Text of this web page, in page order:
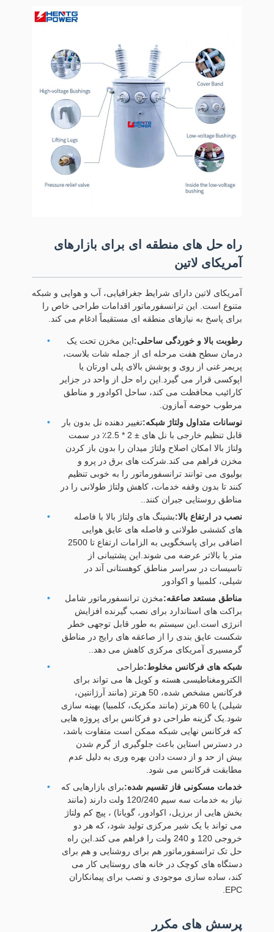
راه حل های منطقه ای برای بازارهای
آمریکای لاتین
آمریکای لاتین دارای شرایط جغرافیایی، آب و هوایی و شبکه
متنوع است. این ترانسفورماتور اقدامات طراحی خاص را
برای پاسخ به نیازهای منطقه ای مستقیماً ادغام می کند.
رطوبت بالا و خوردگی ساحلی:این مخزن تحت یک
درمان سطح هفت مرحله ای از جمله شات بلاست،
پریمر غنی از روی و پوشش بالای پلی اورتان یا
اپوکسی قرار می گیرد.این راه حل از واحد در جزایر
کارائیب محافظت می کند، ساحل اکوادور و مناطق
مرطوب حوضه آمازون.
نوسانات متداول ولتاژ شبکه:تغییر دهنده نل بدون بار
قابل تنظیم خارجی با نل های ± 2 * 2.5٪ در سمت
ولتاژ بالا امکان اصلاح ولتاژ میدان را بدون باز کردن
مخزن فراهم می کند.شرکت های برق در پرو و
بولیوی می توانند ترانسفورماتور را به خوبی تنظیم
کنند تا بدون وقفه خدمات، کاهش ولتاژ طولانی را در
مناطق روستایی جبران کنند..
نصب در ارتفاع بالا:بشینگ های ولتاژ بالا با فاصله
های کششی طولانی و فاصله های عایق هوایی
اضافی برای پاسخگویی به الزامات ارتفاع تا 2500
متر یا بالاتر عرضه می شوند.این پشتیبانی از
تاسیسات در سراسر مناطق کوهستانی آند در
شیلی، کلمبیا و اکوادور
مناطق مستعد صاعقه:مخزن ترانسفورماتور شامل
براکت های استاندارد برای نصب گیرنده افزایش
انرژی است.این سیستم به طور قابل توجهی خطر
شکست عایق بندی را از صاعقه های رایج در مناطق
گرمسیری آمریکای مرکزی کاهش می دهد..
شبکه های فرکانس مخلوط:طراحی
الکترومغناطیسی هسته و کویل ها می تواند برای
فرکانس مشخص شده، 50 هرتز (مانند آرژانتین،
شیلی) یا 60 هرتز (مانند مکزیک، کلمبیا) بهینه سازی
شود.یک گزینه طراحی دو فرکانس برای پروژه هایی
که فرکانس نهایی شبکه ممکن است متفاوت باشد،
در دسترس استاین باعث جلوگیری از گرم شدن
بیش از حد و از دست دادن بهره وری به دلیل عدم
مطابقت فرکانس می شود.
خدمات مسکونی فاز تقسیم شده:برای بازارهایی که
نیاز به خدمات سه سیم 120/240 ولت دارند (مانند
بخش هایی از برزیل، اکوادور، گویانا) ، پیچ کم ولتاژ
می تواند با یک شیر مرکزی تولید شود، که هر دو
خروجی 120 و 240 ولت را فراهم می کند.این راه
حل تک ترانسفورماتور هم برای روشنایی و هم برای
دستگاه های کوچک در خانه های روستایی کار می
کند، ساده سازی موجودی و نصب برای پیمانکاران
EPC.
پرسش های مکرر